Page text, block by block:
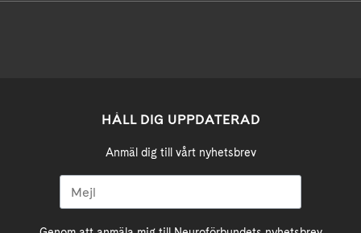
HÅLL DIG UPPDATERAD
Anmäl dig till vårt nyhetsbrev